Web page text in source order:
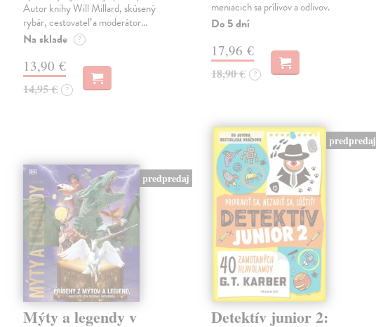
Autor knihy Will Millard, skúsený
rybár, cestovateľ a moderátor…
Na sklade ?
13,90 €
14,95 € ?
meniacich sa prílivov a odlivov.
Do 5 dní
17,96 €
18,90 € ?
predpredaj
Mýty a legendy v
predpredaj
Detektív junior 2: